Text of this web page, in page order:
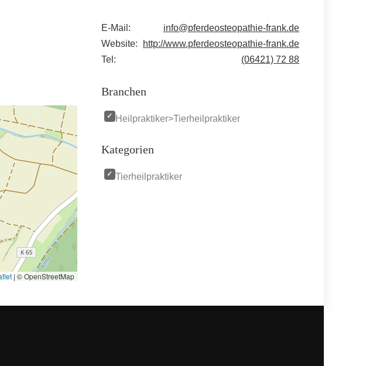
| © OpenStreetMap
E-Mail:
info@pferdeosteopathie-frank.de
Website:
http://www.pferdeosteopathie-frank.de
Tel:
(06421) 72 88
Branchen
Heilpraktiker>Tierheilpraktiker
Kategorien
Tierheilpraktiker